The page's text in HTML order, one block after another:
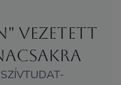
vezetett